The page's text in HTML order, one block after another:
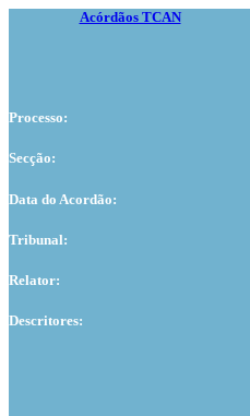
Acórdãos TCAN
Processo:
Secção:
Data do Acordão:
Tribunal:
Relator:
Descritores: